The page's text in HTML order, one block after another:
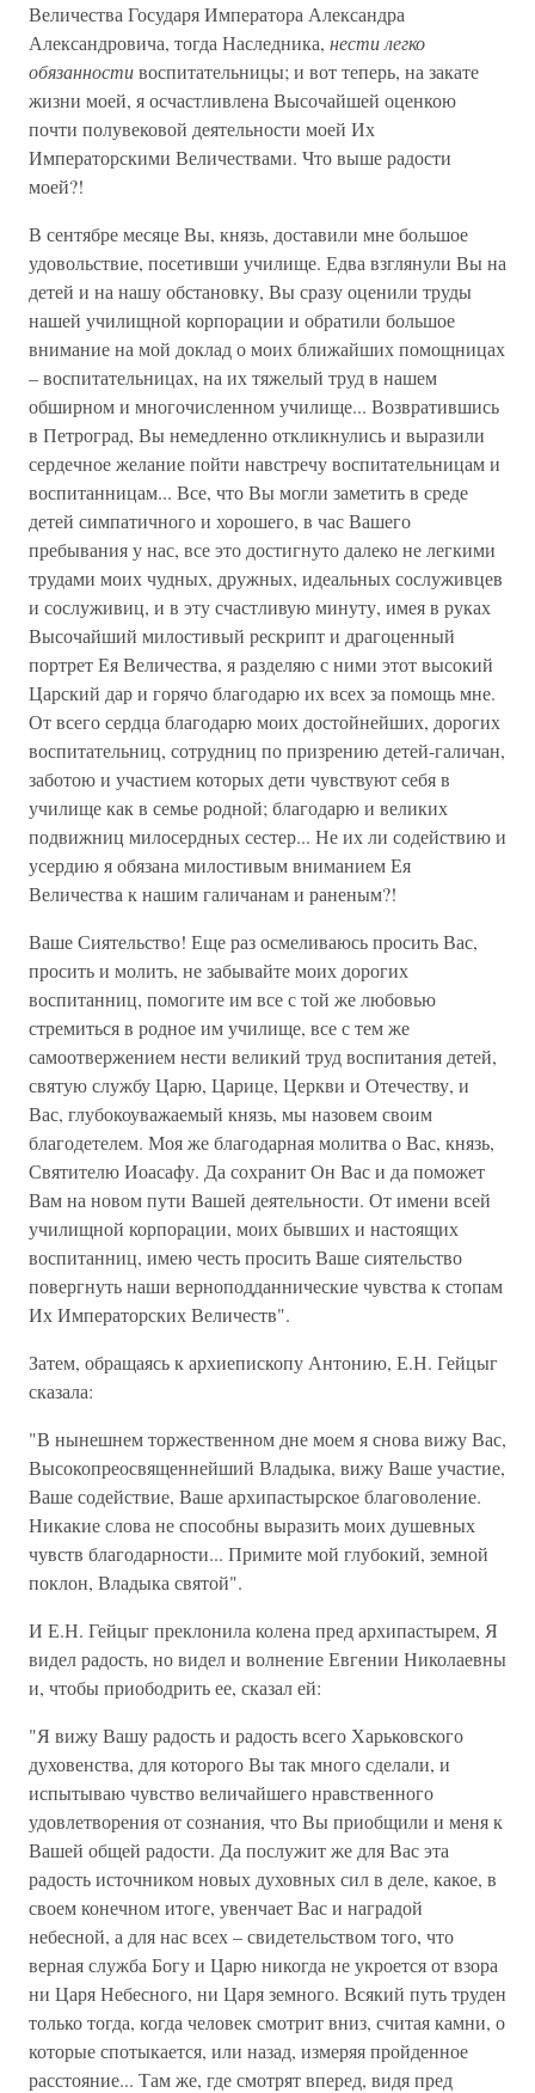
Величества Государя Императора Александра
Александровича, тогда Наследника, нести легко
обязанностивоспитательницы; и вот теперь, на закате
жизни моей, я осчастливлена Высочайшей оценкою
почти полувековой деятельности моей Их
Императорскими Величествами. Что выше радости
моей?!
В сентябре месяце Вы, князь, доставили мне большое
удовольствие, посетивши училище. Едва взглянули Вы на
детей и на нашу обстановку, Вы сразу оценили труды
нашей училищной корпорации и обратили большое
внимание на мой доклад о моих ближайших помощницах
– воспитательницах, на их тяжелый труд в нашем
обширном и многочисленном училище... Возвратившись
в Петроград, Вы немедленно откликнулись и выразили
сердечное желание пойти навстречу воспитательницам и
воспитанницам... Все, что Вы могли заметить в среде
детей симпатичного и хорошего, в час Вашего
пребывания у нас, все это достигнуто далеко не легкими
трудами моих чудных, дружных, идеальных сослуживцев
и сослуживиц, и в эту счастливую минуту, имея в руках
Высочайший милостивый рескрипт и драгоценный
портрет Ея Величества, я разделяю с ними этот высокий
Царский дар и горячо благодарю их всех за помощь мне.
От всего сердца благодарю моих достойнейших, дорогих
воспитательниц, сотрудниц по призрению детей-галичан,
заботою и участием которых дети чувствуют себя в
училище как в семье родной; благодарю и великих
подвижниц милосердных сестер... Не их ли содействию и
усердию я обязана милостивым вниманием Ея
Величества к нашим галичанам и раненым?!
Ваше Сиятельство! Еще раз осмеливаюсь просить Вас,
просить и молить, не забывайте моих дорогих
воспитанниц, помогите им все с той же любовью
стремиться в родное им училище, все с тем же
самоотвержением нести великий труд воспитания детей,
святую службу Царю, Царице, Церкви и Отечеству, и
Вас, глубокоуважаемый князь, мы назовем своим
благодетелем. Моя же благодарная молитва о Вас, князь,
Святителю Иоасафу. Да сохранит Он Вас и да поможет
Вам на новом пути Вашей деятельности. От имени всей
училищной корпорации, моих бывших и настоящих
воспитанниц, имею честь просить Ваше сиятельство
повергнуть наши верноподданнические чувства к стопам
Их Императорских Величеств".
Затем, обращаясь к архиепископу Антонию, Е.Н. Гейцыг
сказала:
"В нынешнем торжественном дне моем я снова вижу Вас,
Высокопреосвященнейший Владыка, вижу Ваше участие,
Ваше содействие, Ваше архипастырское благоволение.
Никакие слова не способны выразить моих душевных
чувств благодарности... Примите мой глубокий, земной
поклон, Владыка святой".
И Е.Н. Гейцыг преклонила колена пред архипастырем, Я
видел радость, но видел и волнение Евгении Николаевны
и, чтобы приободрить ее, сказал ей:
"Я вижу Вашу радость и радость всего Харьковского
духовенства, для которого Вы так много сделали, и
испытываю чувство величайшего нравственного
удовлетворения от сознания, что Вы приобщили и меня к
Вашей общей радости. Да послужит же для Вас эта
радость источником новых духовных сил в деле, какое, в
своем конечном итоге, увенчает Вас и наградой
небесной, а для нас всех – свидетельством того, что
верная служба Богу и Царю никогда не укроется от взора
ни Царя Небесного, ни Царя земного. Всякий путь труден
только тогда, когда человек смотрит вниз, считая камни, о
которые спотыкается, или назад, измеряя пройденное
расстояние... Там же, где смотрят вперед, видя пред